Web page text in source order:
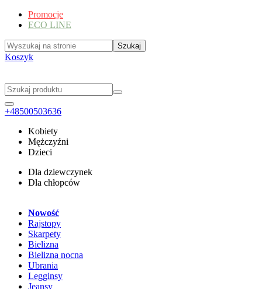
Promocje
ECO LINE
Koszyk
+48500503636
Kobiety
Mężczyźni
Dzieci
Dla dziewczynek
Dla chłopców
Nowość
Rajstopy
Skarpety
Bielizna
Bielizna nocna
Ubrania
Legginsy
Jeansy